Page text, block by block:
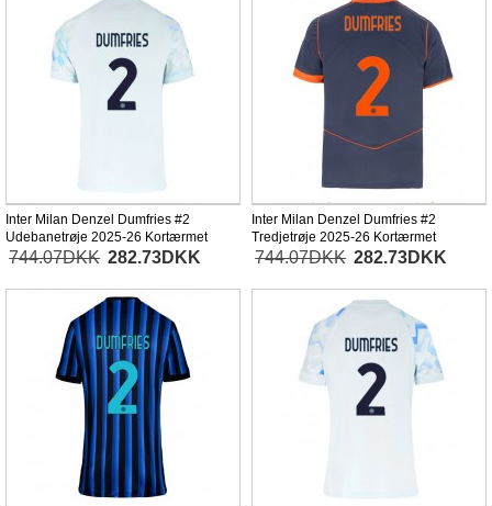
Inter Milan Denzel Dumfries #2
Udebanetrøje 2025-26 Kortærmet
744.07DKK 282.73DKK
Inter Milan Denzel Dumfries #2
Tredjetrøje 2025-26 Kortærmet
744.07DKK 282.73DKK